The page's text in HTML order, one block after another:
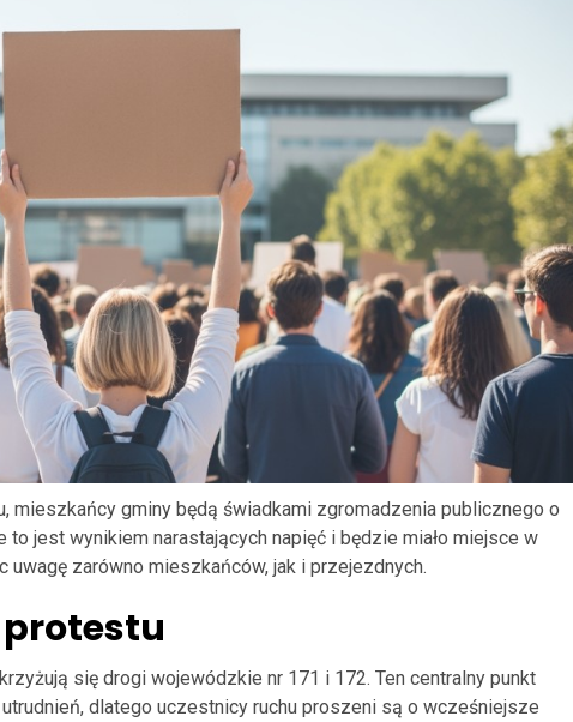
mieszkańcy gminy będą świadkami zgromadzenia publicznego o
jest wynikiem narastających napięć i będzie miało miejsce w
zarówno mieszkańców, jak i przejezdnych.
protestu
się drogi wojewódzkie nr 171 i 172. Ten centralny punkt
dlatego uczestnicy ruchu proszeni są o wcześniejsze